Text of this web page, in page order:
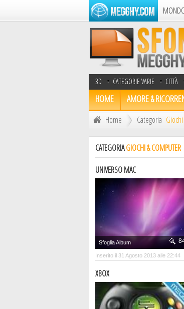
Album Punto Croce
Azione
3D CATEGORIE VARIE CITTÀ
HOME AMORE &
Home Categoria
CATEGORIAGIOCHI & COMPUTER
UNIVERSO MAC
Sfoglia Album
Inserito il 31 Agosto 2013 alle 22:44
XBOX